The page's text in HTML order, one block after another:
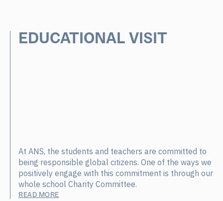
EDUCATIONAL VISIT
At ANS, the students and teachers are committed to
being responsible global citizens. One of the ways we
positively engage with this commitment is through our
whole school Charity Committee.
READ MORE